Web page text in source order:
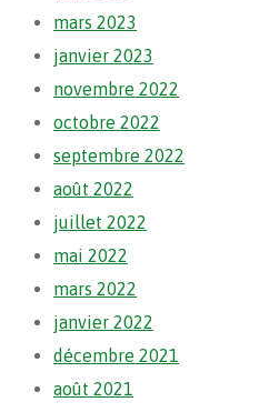
mars 2023
janvier 2023
novembre 2022
octobre 2022
septembre 2022
août 2022
juillet 2022
mai 2022
mars 2022
janvier 2022
décembre 2021
août 2021